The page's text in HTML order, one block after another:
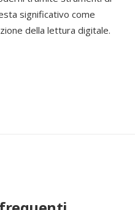
significativo come
della lettura digitale.